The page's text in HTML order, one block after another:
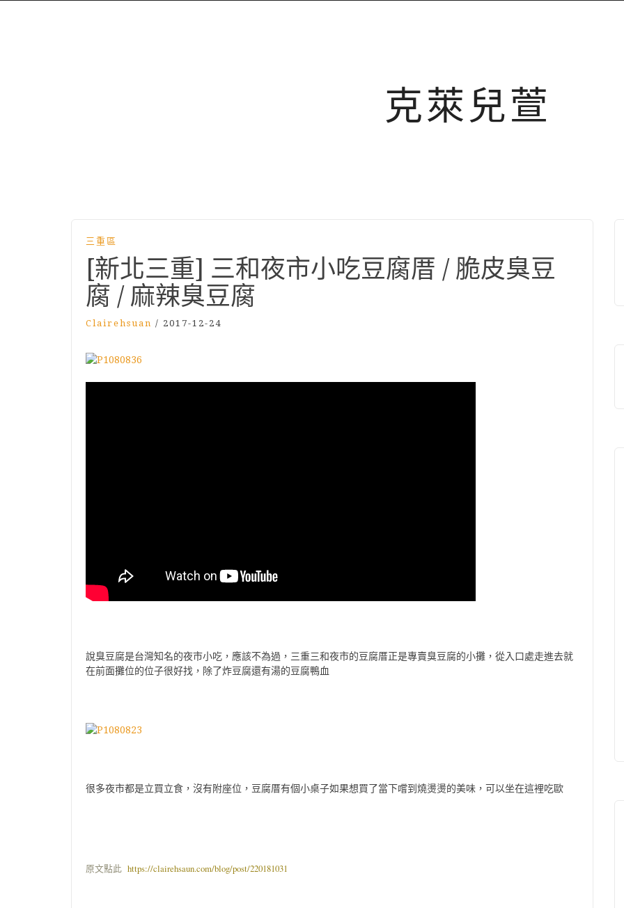
克萊兒萱
三重區
[新北三重] 三和夜市小吃豆腐厝 / 脆皮臭豆
腐 / 麻辣臭豆腐
Clairehsuan / 2017-12-24
說臭豆腐是台灣知名的夜市小吃，應該不為過，三重三和夜市的豆腐厝正是專賣臭豆腐的小攤，從入口處走進去就
在前面攤位的位子很好找，除了炸豆腐還有湯的豆腐鴨血
很多夜市都是立買立食，沒有附座位，豆腐厝有個小桌子如果想買了當下嚐到燒燙燙的美味，可以坐在這裡吃歐
原文點此 https://clairehsaun.com/blog/post/220181031